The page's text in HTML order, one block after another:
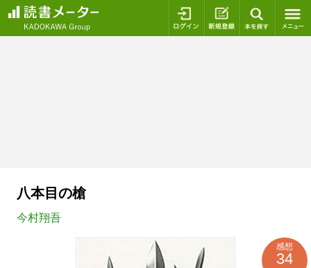
ログイン 新規登録
八本目の槍
今村翔吾
感想
34